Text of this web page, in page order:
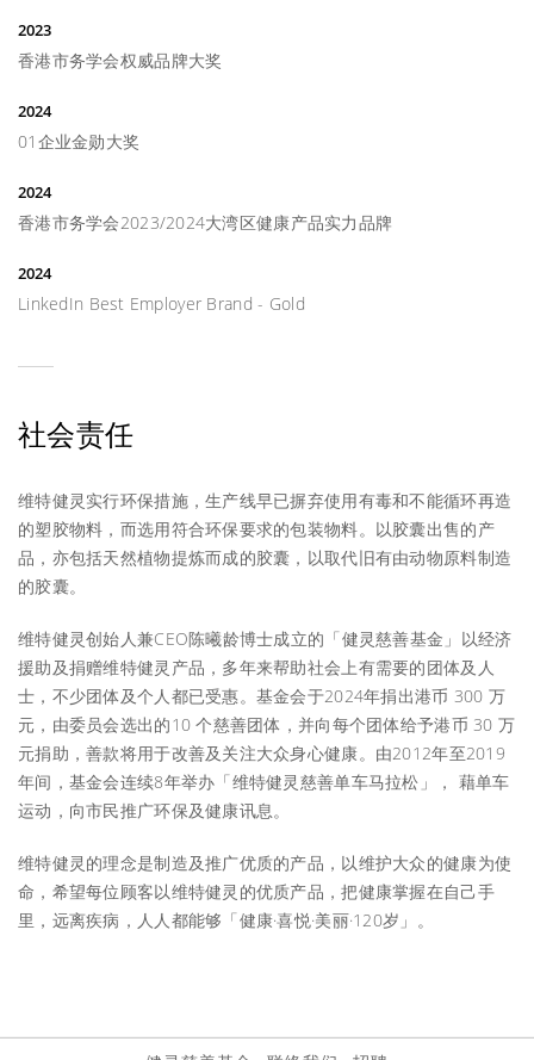
2023
香港市务学会权威品牌大奖
2024
01企业金勋大奖
2024
香港市务学会2023/2024大湾区健康产品实力品牌
2024
LinkedIn Best Employer Brand - Gold
社会责任
维特健灵实行环保措施，生产线早已摒弃使用有毒和不能循环再造
的塑胶物料，而选用符合环保要求的包装物料。以胶囊出售的产
品，亦包括天然植物提炼而成的胶囊，以取代旧有由动物原料制造
的胶囊。
维特健灵创始人兼CEO陈曦龄博士成立的「健灵慈善基金」以经济
援助及捐赠维特健灵产品，多年来帮助社会上有需要的团体及人
士，不少团体及个人都已受惠。基金会于2024年捐出港币 300 万
元，由委员会选出的10 个慈善团体，并向每个团体给予港币 30 万
元捐助，善款将用于改善及关注大众身心健康。由2012年至2019
年间，基金会连续8年举办「维特健灵慈善单车马拉松」， 藉单车
运动，向市民推广环保及健康讯息。
维特健灵的理念是制造及推广优质的产品，以维护大众的健康为使
命，希望每位顾客以维特健灵的优质产品，把健康掌握在自己手
里，远离疾病，人人都能够「健康·喜悦·美丽·120岁」。